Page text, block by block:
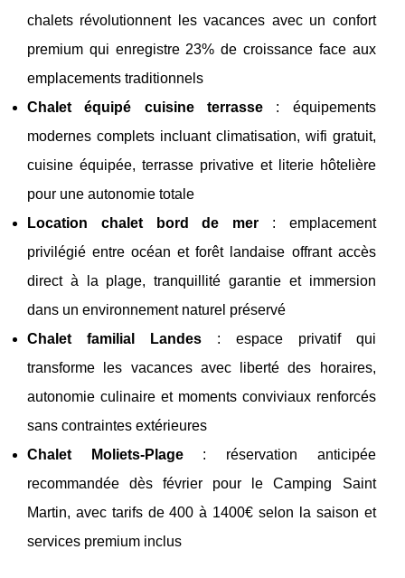
chalets révolutionnent les vacances avec un confort
premium qui enregistre 23% de croissance face aux
emplacements traditionnels
Chalet équipé cuisine terrasse: équipements
modernes complets incluant climatisation, wifi gratuit,
cuisine équipée, terrasse privative et literie hôtelière
pour une autonomie totale
Location chalet bord de mer : emplacement
privilégié entre océan et forêt landaise offrant accès
direct à la plage, tranquillité garantie et immersion
dans un environnement naturel préservé
Chalet familial Landes: espace privatif qui
transforme les vacances avec liberté des horaires,
autonomie culinaire et moments conviviaux renforcés
sans contraintes extérieures
Chalet Moliets-Plage: réservation anticipée
recommandée dès février pour le Camping Saint
Martin, avec tarifs de 400 à 1400€ selon la saison et
services premium inclus